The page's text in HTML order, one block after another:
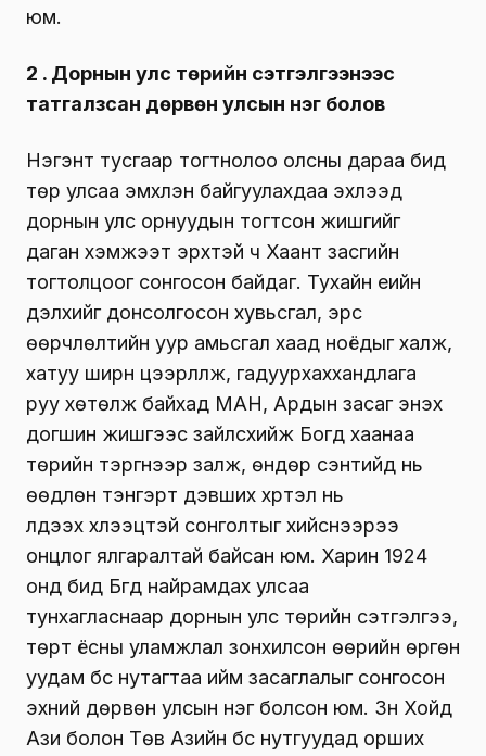
юм.
2 . Дорнын улс төрийн сэтгэлгээнээс
татгалзсан дөрвөн улсын нэг болов
Нэгэнт тусгаар тогтнолоо олсны дараа бид
төр улсаа эмхлэн байгуулахдаа эхлээд
дорнын улс орнуудын тогтсон жишгийг
даган хэмжээт эрхтэй ч Хаант засгийн
тогтолцоог сонгосон байдаг. Тухайн үеийн
дэлхийг донсолгосон хувьсгал, эрс
өөрчлөлтийн уур амьсгал хаад ноёдыг халж,
хатуу ширүүн цээрлүүлж, гадуурхаххандлага
руу хөтөлж байхад МАН, Ардын засаг энэхүү
догшин жишгээс зайлсхийж Богд хаанаа
төрийн тэргүүнээр залж, өндөр сэнтийд нь
өөдлөн тэнгэрт дэвших хүртэл нь
үлдээх хүлээцтэй сонголтыг хийснээрээ
онцлог ялгаралтай байсан юм. Харин 1924
онд бид Бүгд найрамдах улсаа
тунхагласнаар дорнын улс төрийн сэтгэлгээ,
төрт ёсны уламжлал зонхилсон өөрийн өргөн
уудам бүс нутагтаа ийм засаглалыг сонгосон
эхний дөрвөн улсын нэг болсон юм. Зүүн Хойд
Ази болон Төв Азийн бүс нутгуудад орших